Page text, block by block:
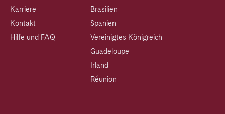
Karriere
Kontakt
Hilfe und FAQ
Brasilien
Spanien
Vereinigtes Königreich
Guadeloupe
Irland
Réunion